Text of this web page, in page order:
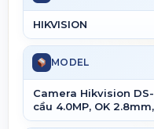
HIKVISION
MODEL
Camera Hikvision DS-
cầu 4.0MP, OK